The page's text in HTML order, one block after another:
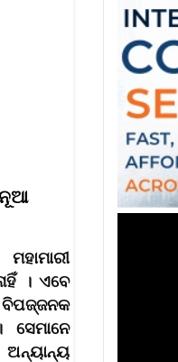
। ଏବେ
ବିପଜ୍ଜନକ
ସେମାନେ